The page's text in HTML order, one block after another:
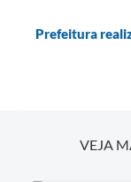
Prefeitura
VEJA